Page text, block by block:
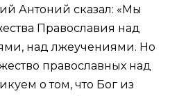
Антоний сказал: «Мы
Православия над
над лжеучениями. Но
православных над
о том, что Бог из